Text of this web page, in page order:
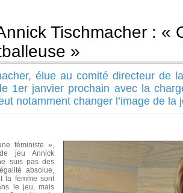
Tischmacher : «
»
élue au comité directeur de
1er janvier prochain avec la
notamment changer l’image de la
féministe »,
jeu Annick
suis pas des
absolue,
la femme sont
le jeu, mais